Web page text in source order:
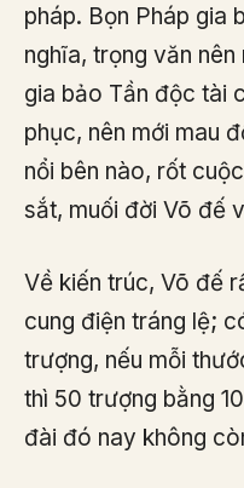
pháp. Bọn Pháp gia
nghĩa, trọng văn
gia bảo Tần độc tài
phục, nên mới mau
nổi bên nào, rốt
sắt, muối đời Võ đế
Về kiến trúc, Võ đế
cung điện tráng lệ;
trượng, nếu mỗi
thì 50 trượng bằng
đài đó nay không